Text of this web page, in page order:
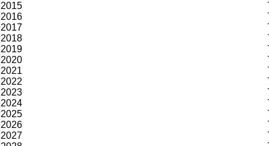
2015
2016
2017
2018
2019
2020
2021
2022
2023
2024
2025
2026
2027